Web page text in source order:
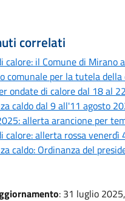
correlati
calore: il Comune di Mirano
comunale per la tutela
ondate di calore dal 18 al
caldo dal 9 all'11 agosto
allerta arancione per
calore: allerta rossa venerdì
caldo: Ordinanza del
: 31 luglio